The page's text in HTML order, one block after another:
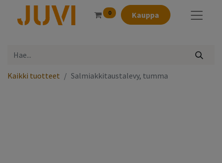
0 Kauppa
Kaikki tuotteet Salmiakkitaustalevy, tumma